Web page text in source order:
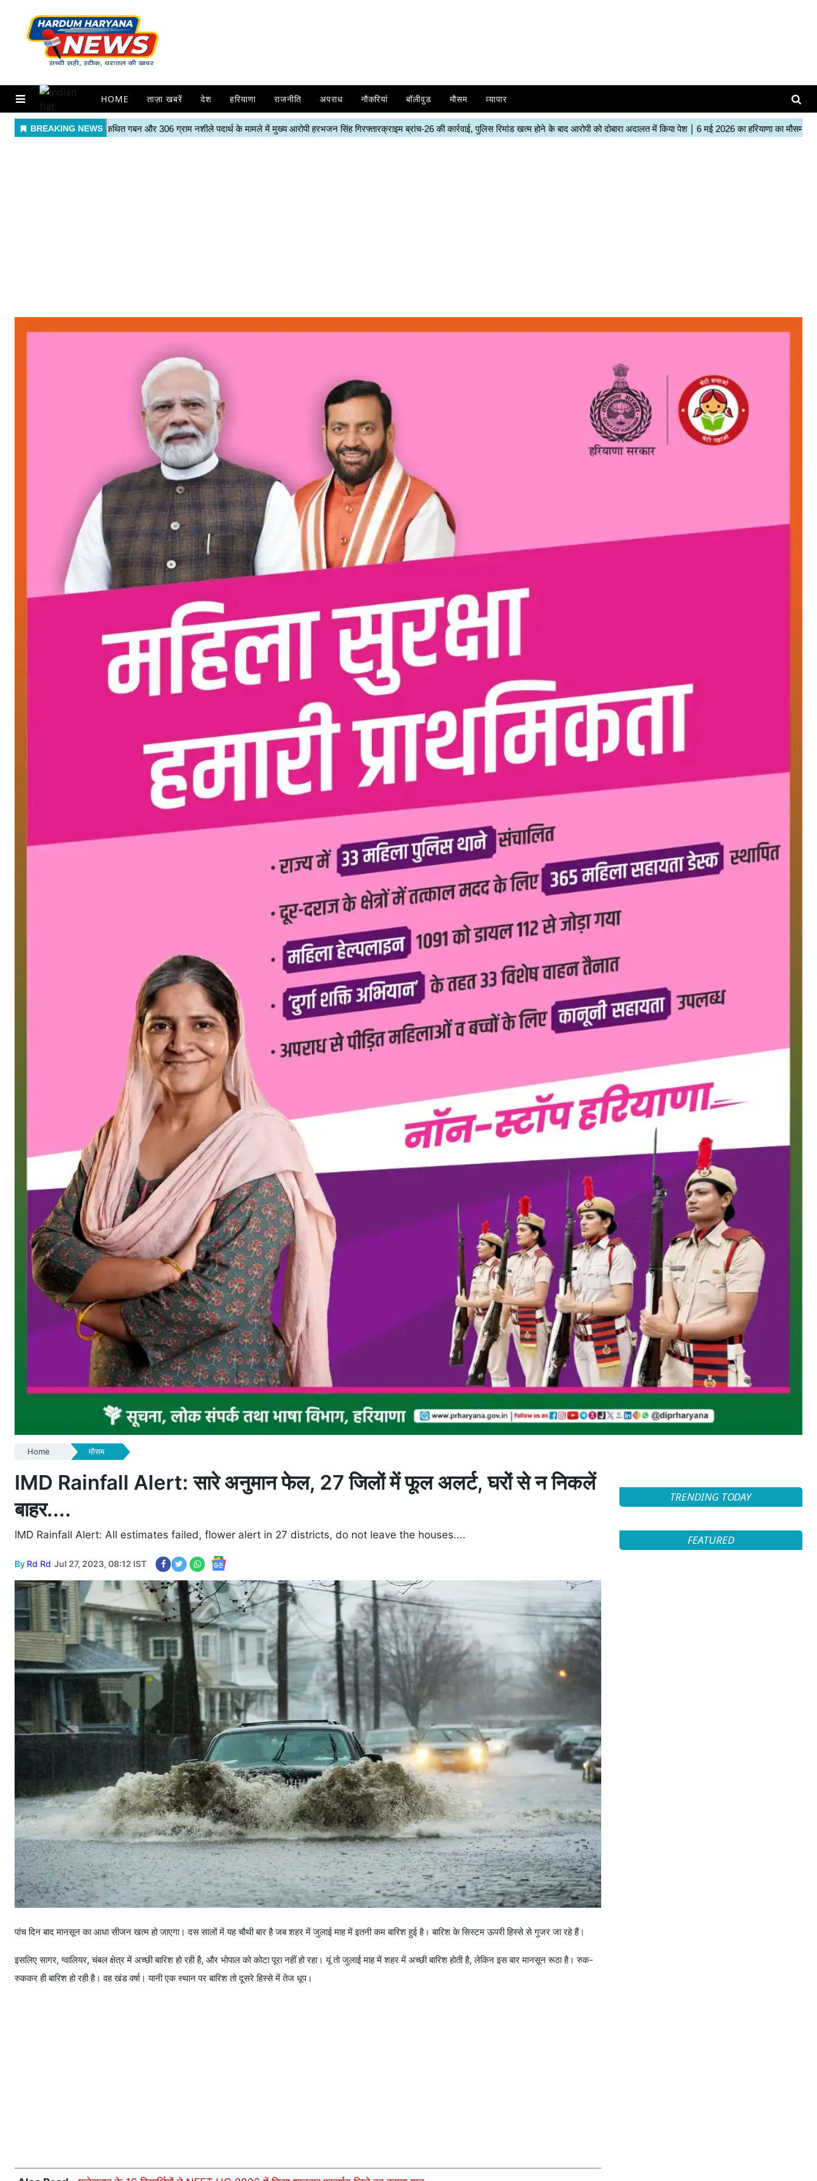
HOME ताज़ा खबरें देश हरियाणा राजनीति अपराध नौकरियां बॉलीवुड मौसम व्यापार
Home मौसम
IMD Rainfall Alert: सारे अनुमान फेल, 27 जिलों में फूल अलर्ट, घरों से न निकलें
बाहर....
IMD Rainfall Alert: All estimates failed, flower alert in 27 districts, do not leave the houses....
By Rd Rd Jul 27, 2023, 08:12 IST
पांच दिन बाद मानसून का आधा सीजन खत्म हो जाएगा। दस सालों में यह चौथी बार है जब शहर में जुलाई माह में इतनी कम बारिश हुई है। बारिश के सिस्टम ऊपरी हिस्से से गुजर जा रहे हैं।
इसलिए सागर, ग्वालियर, चंबल क्षेत्र में अच्छी बारिश हो रही है, और भोपाल को कोटा पूरा नहीं हो रहा। यूं तो जुलाई माह में शहर में अच्छी बारिश होती है, लेकिन इस बार मानसून रूठा है। रुक-
रुककर ही बारिश हो रही है। वह खंड वर्षा। यानी एक स्थान पर बारिश तो दूसरे हिस्से में तेज धूप।
TRENDING TODAY
FEATURED